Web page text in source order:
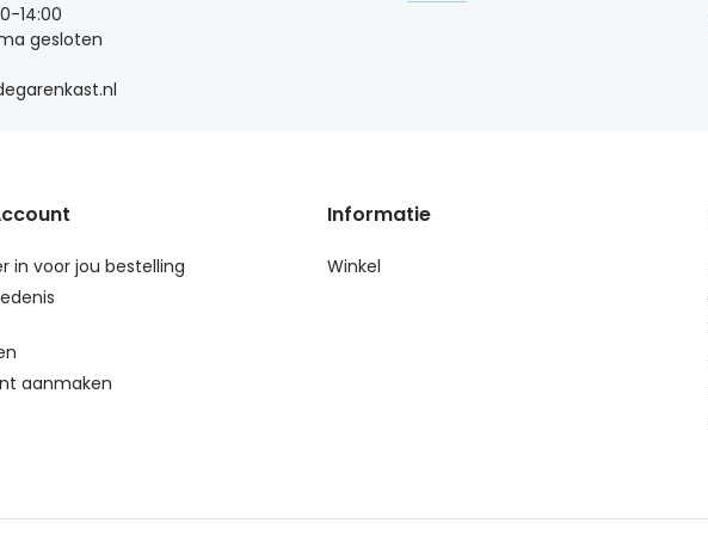
14:00
gesloten
in voor jou bestelling
aanmaken
Informatie
Winkel